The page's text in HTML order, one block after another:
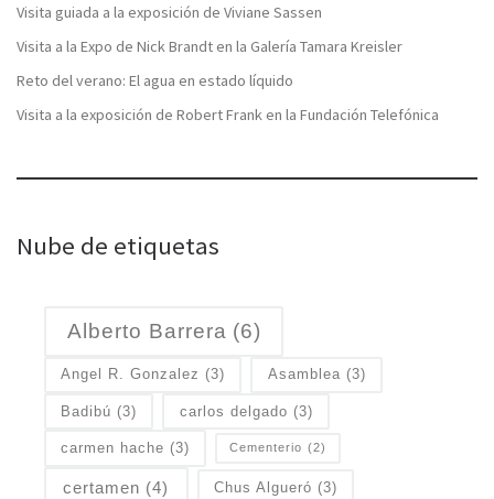
Visita guiada a la exposición de Viviane Sassen
Visita a la Expo de Nick Brandt en la Galería Tamara Kreisler
Reto del verano: El agua en estado líquido
Visita a la exposición de Robert Frank en la Fundación Telefónica
Nube de etiquetas
Alberto Barrera (6)
Angel R. Gonzalez (3) Asamblea (3)
Badibú (3) carlos delgado (3)
carmen hache (3) Cementerio (2)
certamen (4) Chus Algueró (3)